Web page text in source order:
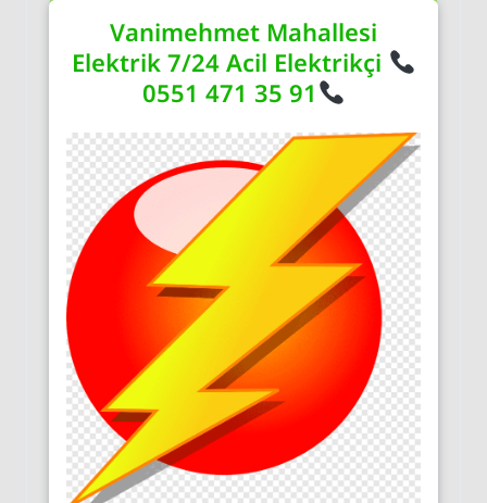
Vanimehmet Mahallesi
Elektrik 7/24 Acil Elektrikçi
0551 471 35 91